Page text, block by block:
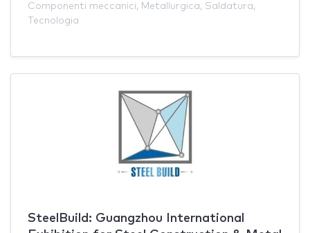
Componenti meccanici, Metallurgica, Saldatura,
Tecnologia
SteelBuild: Guangzhou International